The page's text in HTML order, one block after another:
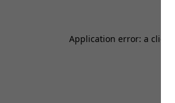
Application error: a client